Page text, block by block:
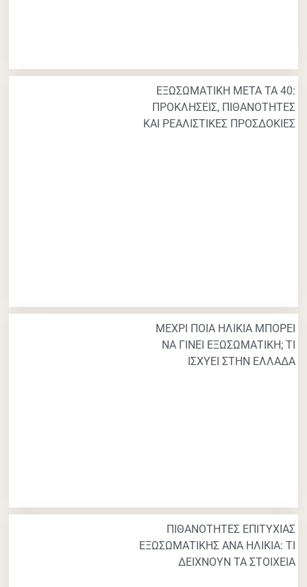
ΕΞΩΣΩΜΑΤΙΚΗ ΜΕΤΑ ΤΑ 40:
ΠΡΟΚΛΗΣΕΙΣ, ΠΙΘΑΝΟΤΗΤΕΣ
ΚΑΙ ΡΕΑΛΙΣΤΙΚΕΣ ΠΡΟΣΔΟΚΙΕΣ
ΜΕΧΡΙ ΠΟΙΑ ΗΛΙΚΙΑ ΜΠΟΡΕΙ
ΝΑ ΓΙΝΕΙ ΕΞΩΣΩΜΑΤΙΚΗ; ΤΙ
ΙΣΧΥΕΙ ΣΤΗΝ ΕΛΛΑΔΑ
ΠΙΘΑΝΟΤΗΤΕΣ ΕΠΙΤΥΧΙΑΣ
ΕΞΩΣΩΜΑΤΙΚΗΣ ΑΝΑ ΗΛΙΚΙΑ: ΤΙ
ΔΕΙΧΝΟΥΝ ΤΑ ΣΤΟΙΧΕΙΑ